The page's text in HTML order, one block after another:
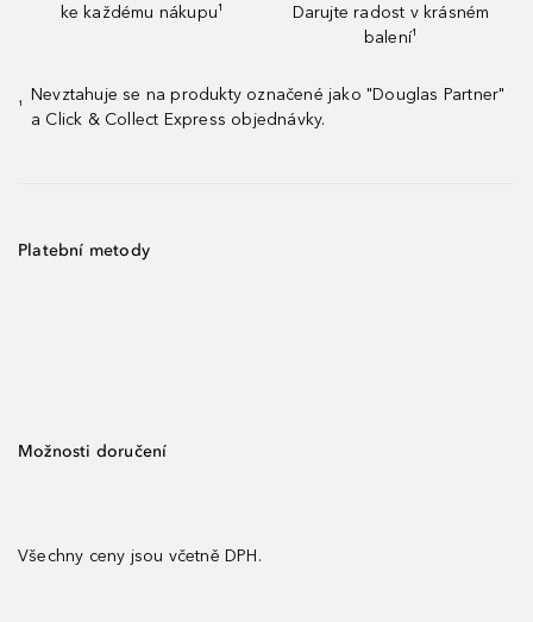
ke každému nákupu¹
Darujte radost v krásném
balení¹
¹
Nevztahuje se na produkty označené jako "Douglas Partner"
a Click & Collect Express objednávky.
Platební metody
Možnosti doručení
Všechny ceny jsou včetně DPH.